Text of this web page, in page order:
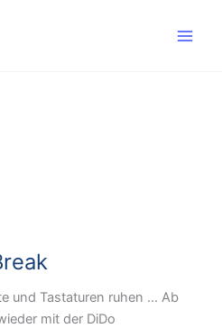
und Tastaturen ruhen … Ab
mit der DiDo